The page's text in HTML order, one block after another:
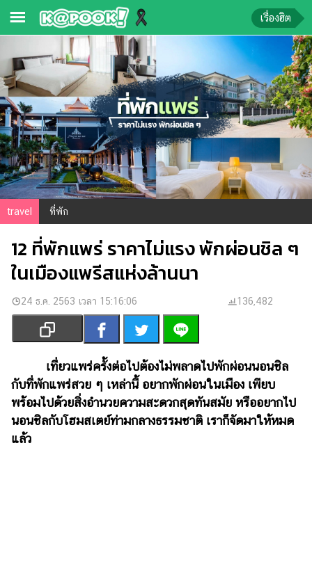
ข่าว-
ความ
รู้
ข่าว
ข่าว
บันเทิง
ตรวจ
หวย
ผล
บอล
สด
การ
เงิน
การ
บันเทิง
รูปภาพ
เรื่องฮิต
travel ที่พัก
12 ที่พักแพร่ ราคาไม่แรง พักผ่อนชิล ๆ
ในเมืองแพรีสแห่งล้านนา
24 ธ.ค. 2563 เวลา 15:16:06 136,482
เที่ยวแพร่ครั้งต่อไปต้องไม่พลาดไปพักผ่อนนอนชิล
กับที่พักแพร่สวย ๆ เหล่านี้ อยากพักผ่อนในเมือง เพียบ
พร้อมไปด้วยสิ่งอำนวยความสะดวกสุดทันสมัย หรืออยากไป
นอนชิลกับโฮมสเตย์ท่ามกลางธรรมชาติ เราก็จัดมาให้หมด
แล้ว